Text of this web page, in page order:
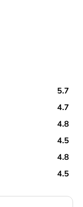
5.7
4.7
4.8
4.5
4.8
4.5